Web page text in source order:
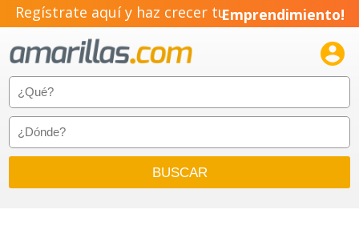
Regístrate aquí y haz crecer tuEmprendimiento!
